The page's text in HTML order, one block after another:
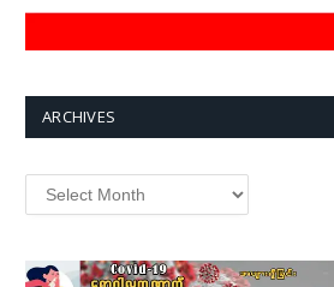
ARCHIVES
Archives